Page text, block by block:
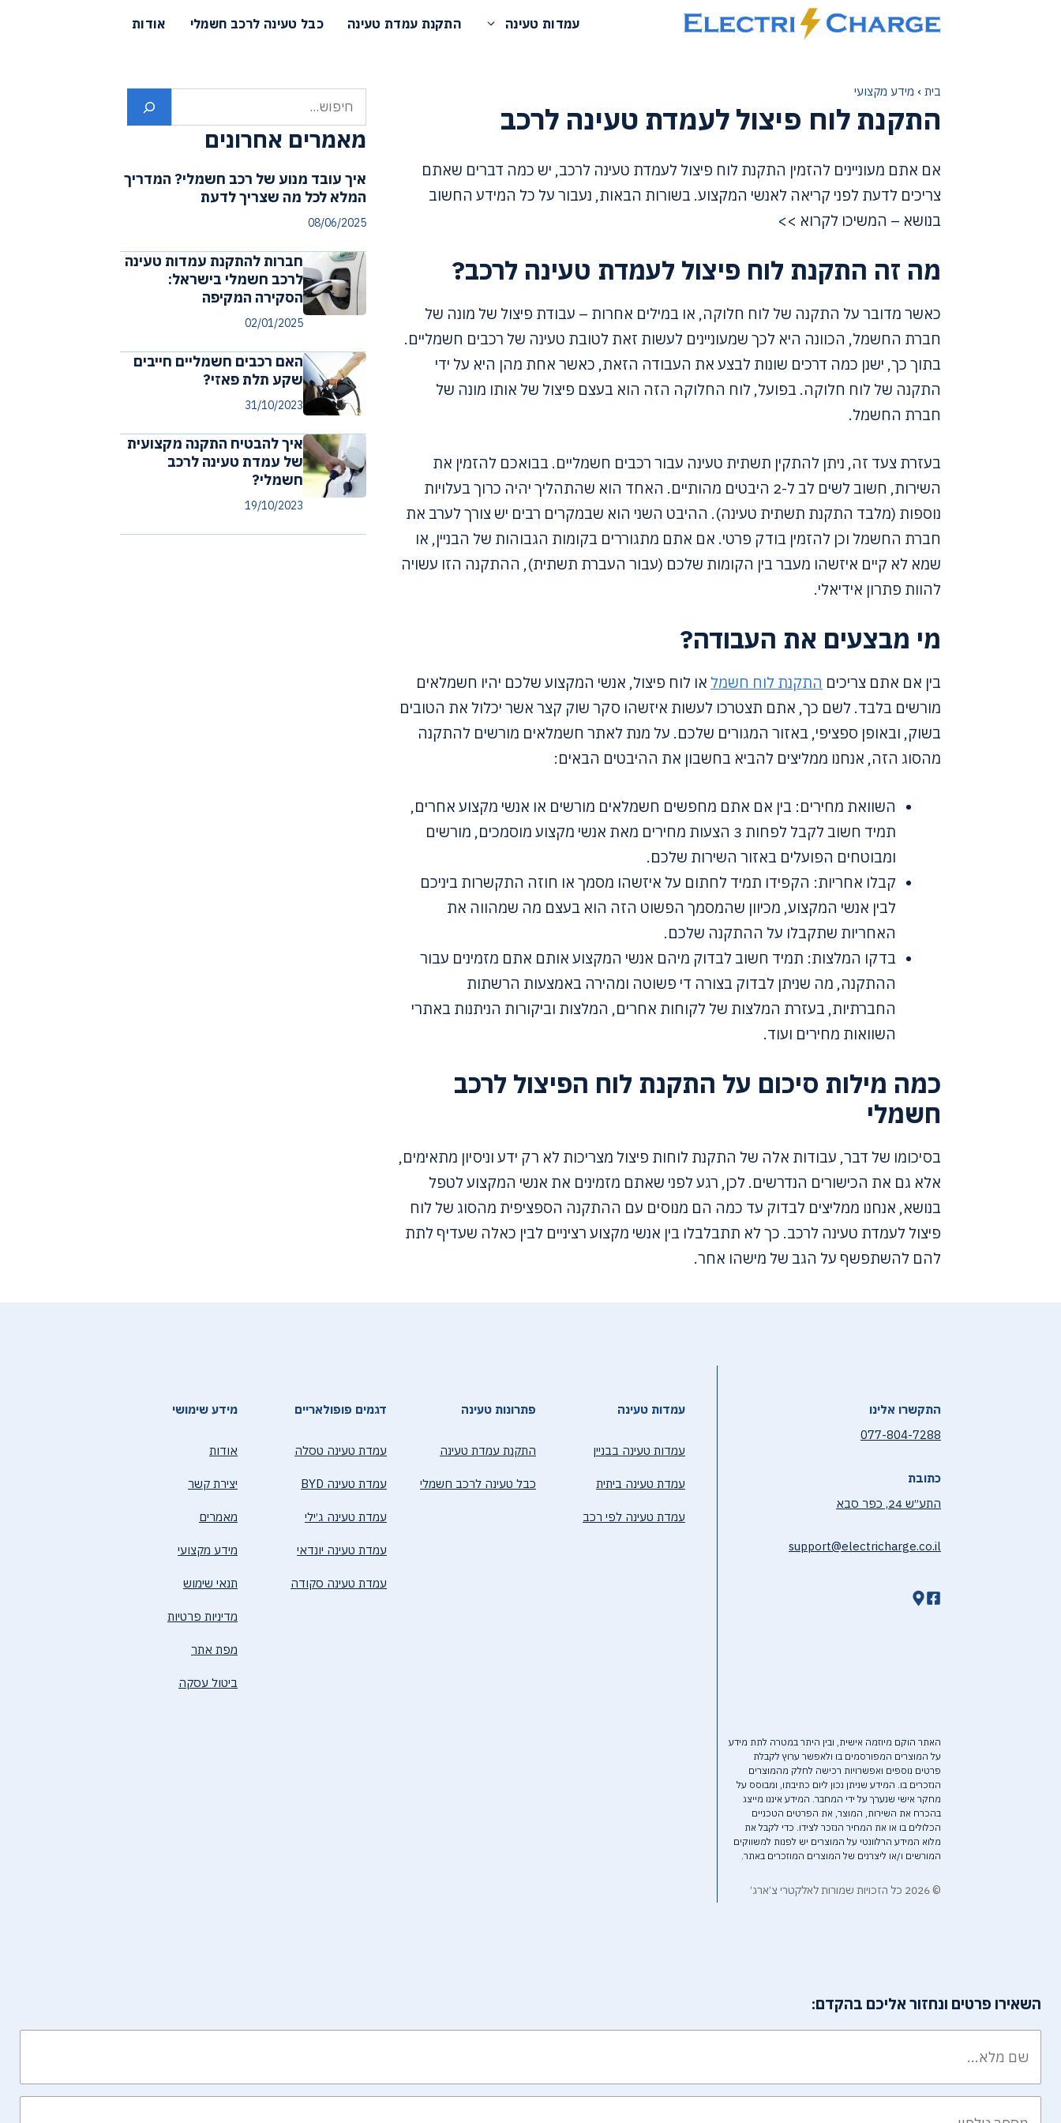
עמדות טעינה התקנת עמדת טעינה כבל טעינה לרכב חשמלי אודות
בית › מידע מקצועי
התקנת לוח פיצול לעמדת טעינה לרכב
אם אתם מעוניינים להזמין התקנת לוח פיצול לעמדת טעינה לרכב, יש כמה דברים שאתם
צריכים לדעת לפני קריאה לאנשי המקצוע. בשורות הבאות, נעבור על כל המידע החשוב
בנושא – המשיכו לקרוא >>
מה זה התקנת לוח פיצול לעמדת טעינה לרכב?
כאשר מדובר על התקנה של לוח חלוקה, או במילים אחרות – עבודת פיצול של מונה של
חברת החשמל, הכוונה היא לכך שמעוניינים לעשות זאת לטובת טעינה של רכבים חשמליים.
בתוך כך, ישנן כמה דרכים שונות לבצע את העבודה הזאת, כאשר אחת מהן היא על ידי
התקנה של לוח חלוקה. בפועל, לוח החלוקה הזה הוא בעצם פיצול של אותו מונה של
חברת החשמל.
בעזרת צעד זה, ניתן להתקין תשתית טעינה עבור רכבים חשמליים. בבואכם להזמין את
השירות, חשוב לשים לב ל-2 היבטים מהותיים. האחד הוא שהתהליך יהיה כרוך בעלויות
נוספות (מלבד התקנת תשתית טעינה). ההיבט השני הוא שבמקרים רבים יש צורך לערב את
חברת החשמל וכן להזמין בודק פרטי. אם אתם מתגוררים בקומות הגבוהות של הבניין, או
שמא לא קיים איזשהו מעבר בין הקומות שלכם (עבור העברת תשתית), ההתקנה הזו עשויה
להוות פתרון אידיאלי.
מי מבצעים את העבודה?
בין אם אתם צריכים התקנת לוח חשמל או לוח פיצול, אנשי המקצוע שלכם יהיו חשמלאים
מורשים בלבד. לשם כך, אתם תצטרכו לעשות איזשהו סקר שוק קצר אשר יכלול את הטובים
בשוק, ובאופן ספציפי, באזור המגורים שלכם. על מנת לאתר חשמלאים מורשים להתקנה
מהסוג הזה, אנחנו ממליצים להביא בחשבון את ההיבטים הבאים:
השוואת מחירים: בין אם אתם מחפשים חשמלאים מורשים או אנשי מקצוע אחרים,
תמיד חשוב לקבל לפחות 3 הצעות מחירים מאת אנשי מקצוע מוסמכים, מורשים
ומבוטחים הפועלים באזור השירות שלכם.
קבלו אחריות: הקפידו תמיד לחתום על איזשהו מסמך או חוזה התקשרות ביניכם
לבין אנשי המקצוע, מכיוון שהמסמך הפשוט הזה הוא בעצם מה שמהווה את
האחריות שתקבלו על ההתקנה שלכם.
בדקו המלצות: תמיד חשוב לבדוק מיהם אנשי המקצוע אותם אתם מזמינים עבור
ההתקנה, מה שניתן לבדוק בצורה די פשוטה ומהירה באמצעות הרשתות
החברתיות, בעזרת המלצות של לקוחות אחרים, המלצות וביקורות הניתנות באתרי
השוואות מחירים ועוד.
כמה מילות סיכום על התקנת לוח הפיצול לרכב
חשמלי
בסיכומו של דבר, עבודות אלה של התקנת לוחות פיצול מצריכות לא רק ידע וניסיון מתאימים,
אלא גם את הכישורים הנדרשים. לכן, רגע לפני שאתם מזמינים את אנשי המקצוע לטפל
בנושא, אנחנו ממליצים לבדוק עד כמה הם מנוסים עם ההתקנה הספציפית מהסוג של לוח
פיצול לעמדת טעינה לרכב. כך לא תתבלבלו בין אנשי מקצוע רציניים לבין כאלה שעדיף לתת
להם להשתפשף על הגב של מישהו אחר.
חיפוש
מאמרים אחרונים
איך עובד מנוע של רכב חשמלי? המדריך
המלא לכל מה שצריך לדעת
08/06/2025
חברות להתקנת עמדות טעינה
לרכב חשמלי בישראל:
הסקירה המקיפה
02/01/2025
האם רכבים חשמליים חייבים
שקע תלת פאזי?
31/10/2023
איך להבטיח התקנה מקצועית
של עמדת טעינה לרכב
חשמלי?
19/10/2023
התקשרו אלינו
077-804-7288
כתובת
התע״ש 24, כפר סבא
support@electricharge.co.il
עמדות טעינה
עמדות טעינה בבניין
עמדת טעינה ביתית
עמדת טעינה לפי רכב
פתרונות טעינה
התקנת עמדת טעינה
כבל טעינה לרכב חשמלי
דגמים פופולאריים
עמדת טעינה טסלה
עמדת טעינה BYD
עמדת טעינה ג׳ילי
עמדת טעינה יונדאי
עמדת טעינה סקודה
מידע שימושי
אודות
יצירת קשר
מאמרים
מידע מקצועי
תנאי שימוש
מדיניות פרטיות
מפת אתר
ביטול עסקה
האתר הוקם מיוזמה אישית, ובין היתר במטרה לתת מידע
על המוצרים המפורסמים בו ולאפשר ערוץ לקבלת
פרטים נוספים ואפשרויות רכישה לחלק מהמוצרים
הנזכרים בו. המידע שניתן נכון ליום כתיבתו, ומבוסס על
מחקר אישי שנערך על ידי המחבר. המידע איננו מייצג
בהכרח את השירות, המוצר, את הפרטים הטכניים
הכלולים בו או את המחיר הנזכר לצידו. כדי לקבל את
מלוא המידע הרלוונטי על המוצרים יש לפנות למשווקים
המורשים ו/או ליצרנים של המוצרים המוזכרים באתר.
© 2026 כל הזכויות שמורות לאלקטרי צ׳ארג׳
השאירו פרטים ונחזור אליכם בהקדם: